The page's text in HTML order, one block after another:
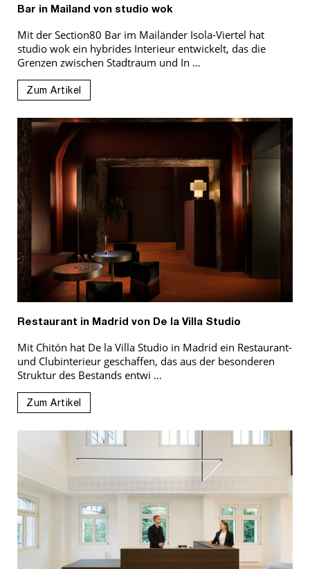
Bar in Mailand von studio wok
Mit der Section80 Bar im Mailänder Isola-Viertel hat
studio wok ein hybrides Interieur entwickelt, das die
Grenzen zwischen Stadtraum und In …
Zum Artikel
Restaurant in Madrid von De la Villa Studio
Mit Chitón hat De la Villa Studio in Madrid ein Restaurant-
und Clubinterieur geschaffen, das aus der besonderen
Struktur des Bestands entwi …
Zum Artikel